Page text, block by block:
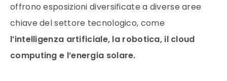
offrono esposizioni diversificate a diverse aree
chiave del settore tecnologico, come
l’intelligenza artificiale, la robotica, il cloud
computing e l’energia solare.